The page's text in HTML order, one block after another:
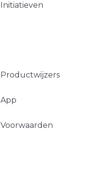
Initiatieven
Productwijzers
App
Voorwaarden